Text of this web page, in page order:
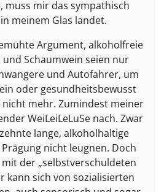
muss mir das sympathisch
meinem Glas landet.
Argument, alkoholfreie
Schaumwein seien nur
und Autofahrer, um
oder gesundheitsbewusst
mehr. Zumindest meiner
WeiLeiLeLuSe nach. Zwar
lange, alkoholhaltige
nicht leugnen. Doch
der „selbstverschuldeten
kann sich von sozialisierten